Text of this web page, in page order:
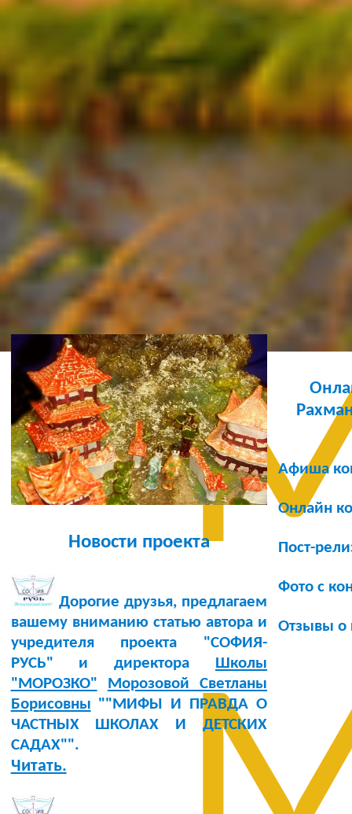
Новости проекта
Дорогие друзья, предлагаем
вашему вниманию статью автора и
учредителя проекта "СОФИЯ-
РУСЬ" и директора Школы
"МОРОЗКО"
Морозовой Светланы
Борисовны ""МИФЫ И ПРАВДА О
ЧАСТНЫХ ШКОЛАХ И ДЕТСКИХ
САДАХ"".
Читать.
Афиша
Онлайн
Пост-
Фото с
Отзывы о